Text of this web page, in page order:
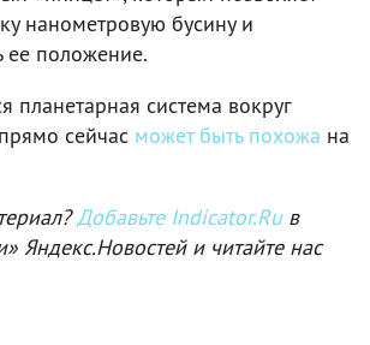
нанометровую бусину и
ее положение.
система вокруг
сейчас может быть похожа на
Добавьте Indicator.Ruв
Яндекс.Новостей и читайте нас